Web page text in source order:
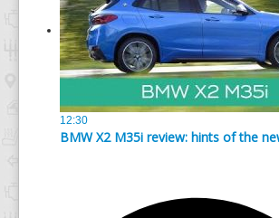
12:30
BMW X2 M35i review: hints of the